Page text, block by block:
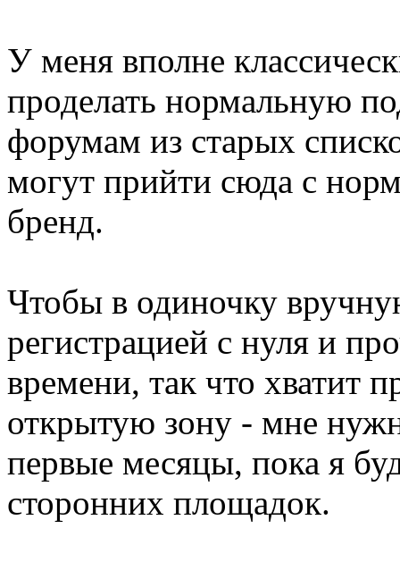
У меня вполне
проделать нормальную
форумам из старых
могут прийти сюда с
бренд.
Чтобы в одиночку
регистрацией с нуля и
времени, так что хватит
открытую зону - мне
первые месяцы, пока я
сторонних площадок.